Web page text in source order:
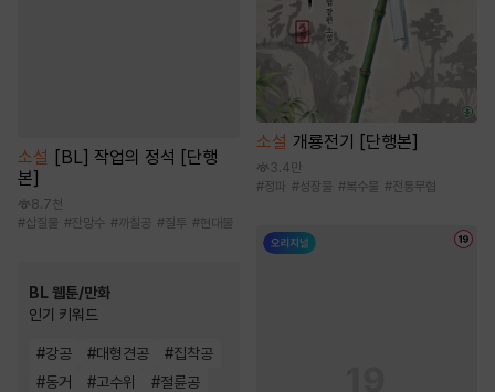
소설 [BL] 작업의 정석 [단행
본]
8.7천
#삽질물 #잔망수 #까칠공 #질투 #현대물
BL 웹툰/만화
인기 키워드
#강공 #대형견공 #집착공
#동거 #고수위 #절륜공
소설 개룡전기 [단행본]
3.4만
#정파 #성장물 #복수물 #전통무협